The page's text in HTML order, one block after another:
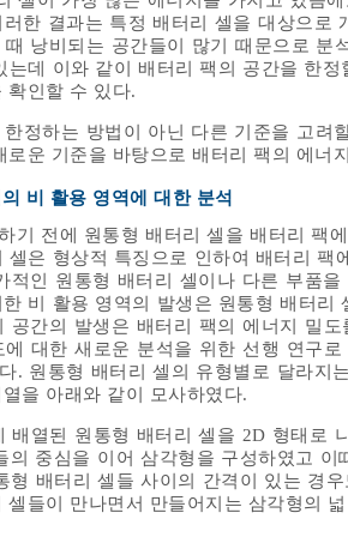
한 결과는 특정 배터리 셀을 대상으로
때 낭비되는 공간들이 많기 때문으로 분
는데 이와 같이 배터리 팩의 공간을 한
확인할 수 있다.
정하는 방법이 아닌 다른 기준을 고
로운 기준을 바탕으로 배터리 팩의 에너
비 활용 영역에 대한 분석
기 전에 원통형 배터리 셀을 배터리 팩
셀은 형상적 특징으로 인하여 배터리
적인 원통형 배터리 셀이나 다른 부품
비 활용 영역의 발생은 원통형 배터
공간의 발생은 배터리 팩의 에너지 밀
에 대한 새로운 분석을 위한 선행 연구
. 원통형 배터리 셀의 유형별로 달라지
을 아래와 같이 모사하였다.
배열된 원통형 배터리 셀을 2D 형태로
의 중심을 이어 삼각형을 구성하였고
형 배터리 셀들 사이의 간격이 있는 경
셀들이 만나면서 만들어지는 삼각형의